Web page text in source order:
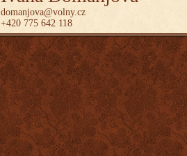
domanjova@volny.cz
+420 775 642 118